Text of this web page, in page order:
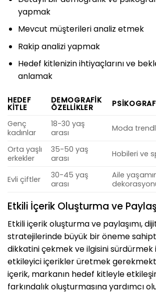
yapmak
Mevcut müşterileri analiz etmek
Rakip analizi yapmak
Hedef kitlenizin ihtiyaçlarını ve
anlamak
HEDEF
KITLE
DEMOGRAFIK
ÖZELLIKLER
Genç
kadınlar
18-30 yaş
arası
Moda
Orta yaşlı
erkekler
35-50 yaş
arası
Hobileri ve
Evli çiftler
30-45 yaş
arası
Aile
Etkili İçerik Oluşturma ve
Etkili içerik oluşturma ve paylaşımı,
stratejilerinde büyük bir öneme
dikkatini çekmek ve ilgisini sürdürmek
etkileyici içerikler üretmek
içerik, markanın hedef kitleyle
farkındalık oluşturmasına yardımcı